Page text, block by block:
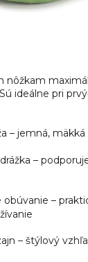
nôžkam
ideálne pri
– jemná, mäkká
–
–
– štýlový